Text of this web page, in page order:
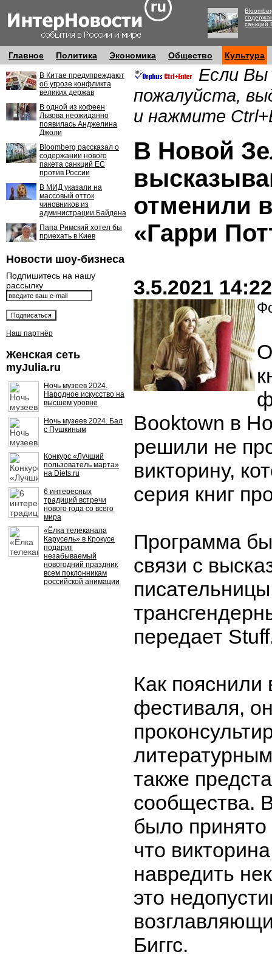
санкций
Главное Политика Экономика Общество Культура
В Китае предупреждают
об угрозе конфликта
великих держав
В одной из кофеен
Львова неожиданно
появилась Анджелина
Джоли
Bloomberg рассказал о
содержании нового
пакета санкций ЕС
против России
В МИД указали на
массовый отток
чиновников из
администрации Байдена
Папа Римский хотел бы
приехать в Киев
Новости шоу-бизнеса
Подпишитесь на нашу
рассылку
Наш партнёр
Женская сеть
myJulia.ru
Ночь музеев 2024.
Народное искусство на
высшем уровне
Ночь музеев 2024. Бал
с Пушкиным
Конкурс «Лучший
пользователь марта»
на Diets.ru
6 интересных
традиций встречи
нового года со всего
мира
«Ёлка телеканала
Карусель» в Крокусе
подарит
незабываемый
новогодний праздник
всем поклонникам
российской анимации
Если Вы
пожалуйста,
и нажмите
В Новой
отменили
«Гарри
3.5.2021 14:22
Booktown в
решили не
викторину,
серия книг
Программа
связи с
передает
Как пояснили
фестиваля,
также
сообщества.
было
что
навредить
это
Биггс.